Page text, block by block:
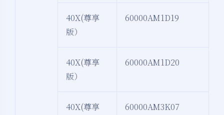
40X(尊享
版）
60000AM1D19
40X(尊享
版）
60000AM1D20
40X(尊享
60000AM3K07